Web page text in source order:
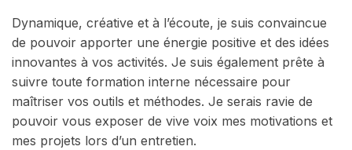
Dynamique, créative et à l’écoute, je suis convaincue
de pouvoir apporter une énergie positive et des idées
innovantes à vos activités. Je suis également prête à
suivre toute formation interne nécessaire pour
maîtriser vos outils et méthodes. Je serais ravie de
pouvoir vous exposer de vive voix mes motivations et
mes projets lors d’un entretien.